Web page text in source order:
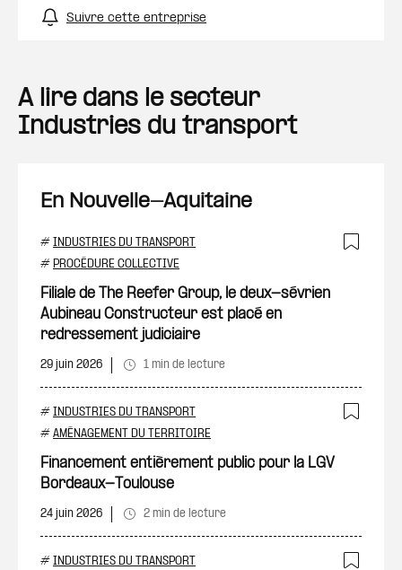
Suivre cette entreprise
A lire dans le secteur
Industries du transport
En Nouvelle-Aquitaine
# INDUSTRIES DU TRANSPORT
# PROCÉDURE COLLECTIVE
Filiale de The Reefer Group, le deux-sévrien
Aubineau Constructeur est placé en
redressement judiciaire
29 juin 2026 1 min de lecture
# INDUSTRIES DU TRANSPORT
# AMÉNAGEMENT DU TERRITOIRE
Financement entièrement public pour la LGV
Bordeaux-Toulouse
24 juin 2026 2 min de lecture
# INDUSTRIES DU TRANSPORT